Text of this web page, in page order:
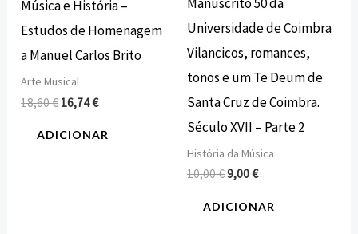
Música e História –
Estudos de Homenagem
a Manuel Carlos Brito
Arte Musical
18,60€ 16,74€
ADICIONAR
Universidade de Coimbra
Vilancicos, romances,
tonos e um Te Deum de
Santa Cruz de Coimbra.
Século XVII – Parte 2
História da Música
10,00€9,00€
ADICIONAR